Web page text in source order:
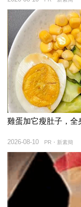
雞蛋加它瘦肚子，全
PR・新素簡
2026-08-10